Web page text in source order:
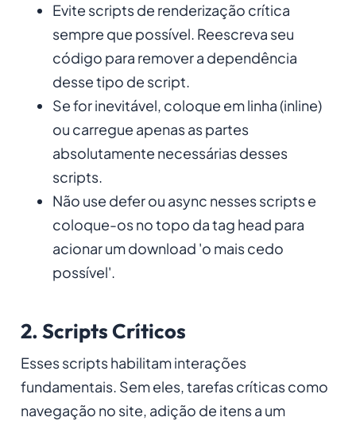
Evite scripts de renderização crítica
sempre que possível. Reescreva seu
código para remover a dependência
desse tipo de script.
Se for inevitável, coloque em linha (inline)
ou carregue apenas as partes
absolutamente necessárias desses
scripts.
Não use defer ou async nesses scripts e
coloque-os no topo da tag head para
acionar um download 'o mais cedo
possível'.
2. Scripts Críticos
Esses scripts habilitam interações
fundamentais. Sem eles, tarefas críticas como
navegação no site, adição de itens a um